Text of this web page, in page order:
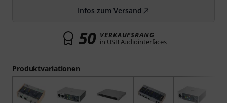
Produktvariationen
Infos zum Versand
50 VERKAUFSRANG
in USB Audiointerfaces